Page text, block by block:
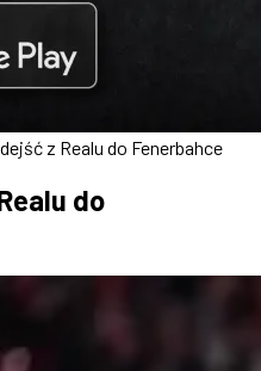
z Realu do Fenerbahce
do